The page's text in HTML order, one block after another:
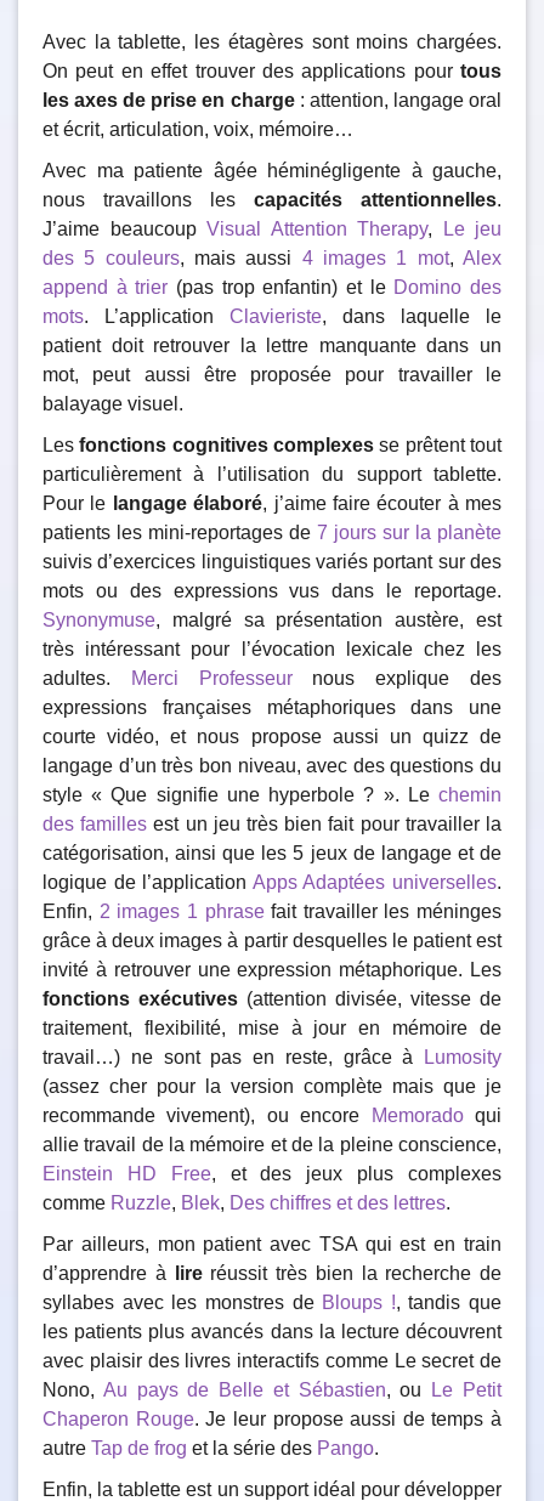
Avec la tablette, les étagères sont moins chargées.
On peut en effet trouver des applications pourtous
les axes de prise en charge: attention, langage oral
et écrit, articulation, voix, mémoire…
Avec ma patiente âgée héminégligente à gauche,
nous travaillons les capacités attentionnelles.
J’aime beaucoup Visual Attention Therapy,
Le jeu
des 5 couleurs, mais aussi 4 images 1 mot,Alex
append à trier (pas trop enfantin) et le Domino des
mots. L’application Clavieriste, dans laquelle le
patient doit retrouver la lettre manquante dans un
mot, peut aussi être proposée pour travailler le
balayage visuel.
Lesfonctions cognitives complexes se prêtent tout
particulièrement à l’utilisation du support tablette.
Pour le langage élaboré, j’aime faire écouter à mes
patients les mini-reportages de 7 jours sur la planète
suivis d’exercices linguistiques variés portant sur des
mots ou des expressions vus dans le reportage.
Synonymuse, malgré sa présentation austère, est
très intéressant pour l’évocation lexicale chez les
adultes.
Merci Professeurnous explique des
expressions françaises métaphoriques dans une
courte vidéo, et nous propose aussi un quizz de
langage d’un très bon niveau, avec des questions du
style « Que signifie une hyperbole ? ». Le chemin
des familles est un jeu très bien fait pour travailler la
catégorisation, ainsi que les 5 jeux de langage et de
logique de l’application Apps Adaptées universelles.
Enfin, 2 images 1 phrasefait travailler les méninges
grâce à deux images à partir desquelles le patient est
invité à retrouver une expression métaphorique. Les
fonctions exécutives (attention divisée, vitesse de
traitement, flexibilité, mise à jour en mémoire de
travail…) ne sont pas en reste, grâce à
Lumosity
(assez cher pour la version complète mais que je
recommande vivement), ou encore
Memoradoqui
allie travail de la mémoire et de la pleine conscience,
Einstein HD Free, et des jeux plus complexes
comme Ruzzle, Blek, Des chiffres et des lettres.
Par ailleurs, mon patient avec TSA qui est en train
d’apprendre à
lireréussit très bien la recherche de
syllabes avec les monstres de Bloups !, tandis que
les patients plus avancés dans la lecture découvrent
avec plaisir des livres interactifs comme Le secret de
Nono, Au pays de Belle et Sébastien, ou
Le Petit
Chaperon Rouge. Je leur propose aussi de temps à
autre Tap de frog et la série des Pango.
Enfin, la tablette est un support idéal pour développer